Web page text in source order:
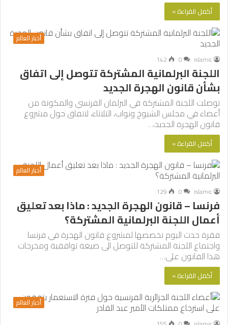
أكمل القراءة »
أخبار العالم
islamic
0
142
اللجنة البرلمانية المشتركة تتوصل إلى اتفاق
بشأن قانون الهجرة الجديد
توصلت اللجنة المشتركة في البرلمان الفرنسي والمكونة من
أعضاء في مجلس الشيوخ ونواب، الثلاثاء، لاتفاق حول مشروع
قانون الهجرة الجديد،…
أكمل القراءة »
أخبار العالم
islamic
0
129
فرنسا – قانون الهجرة الجديد : ماذا بعد تعليق
أعمال اللجنة البرلمانية المشتركة؟
فقرة حدث اليوم نخصصها لمشروع قانون الهجرة في فرنسا
واجتماع اللجنة المشتركة للتوصل الى صيغة توافقية ومخرجات
هذا القانون على…
أكمل القراءة »
أخبار العالم